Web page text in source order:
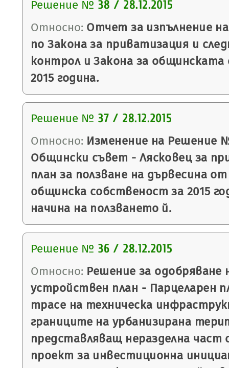
Решение № 38 / 28.12.2015
Относно: Отчет за изпълнение
по Закона за приватизация и
контрол и Закона за
2015 година.
Решение № 37 / 28.12.2015
Относно: Изменение на Решение №
Общински съвет - Лясковец за
план за ползване на дървесина
общинска собственост за 2015
начина на ползването й.
Решение № 36 / 28.12.2015
Относно: Решение за одобряване
устройствен план - Парцеларен
трасе на техническа
границите на урбанизирана
представляващ неразделна част
проект за инвестиционна